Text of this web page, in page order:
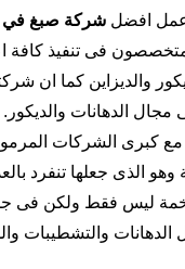
عمل افضلشركة صبغ في
فى تنفيذ كافة
والديزاين كما ان
مجال الدهانات
مع كبرى الشركات
وهو الذى جعلها تنفرد
ليس فقط ولكن فى
الدهانات والتشطيبات